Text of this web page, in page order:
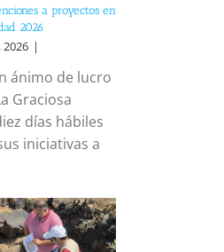
a proyectos en
2026
2026 |
ánimo de lucro
Graciosa
días hábiles
iniciativas a